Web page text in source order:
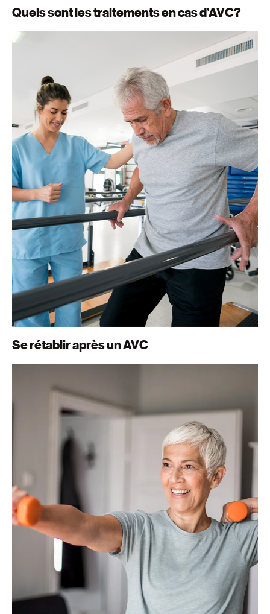
Quels sont les traitements en cas d’AVC?
Se rétablir après un AVC